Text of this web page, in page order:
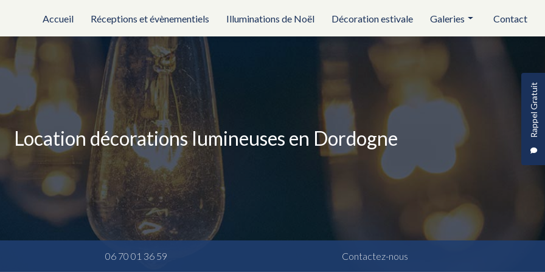
Rappel Gratuit
Accueil
Réceptions et évènementiels Illuminations de Noël Décoration estivale Galeries
Réception et évènementiel
Contact
Location décorations lumineuses en Dordogne
06 70 01 36 59 Contactez-nous